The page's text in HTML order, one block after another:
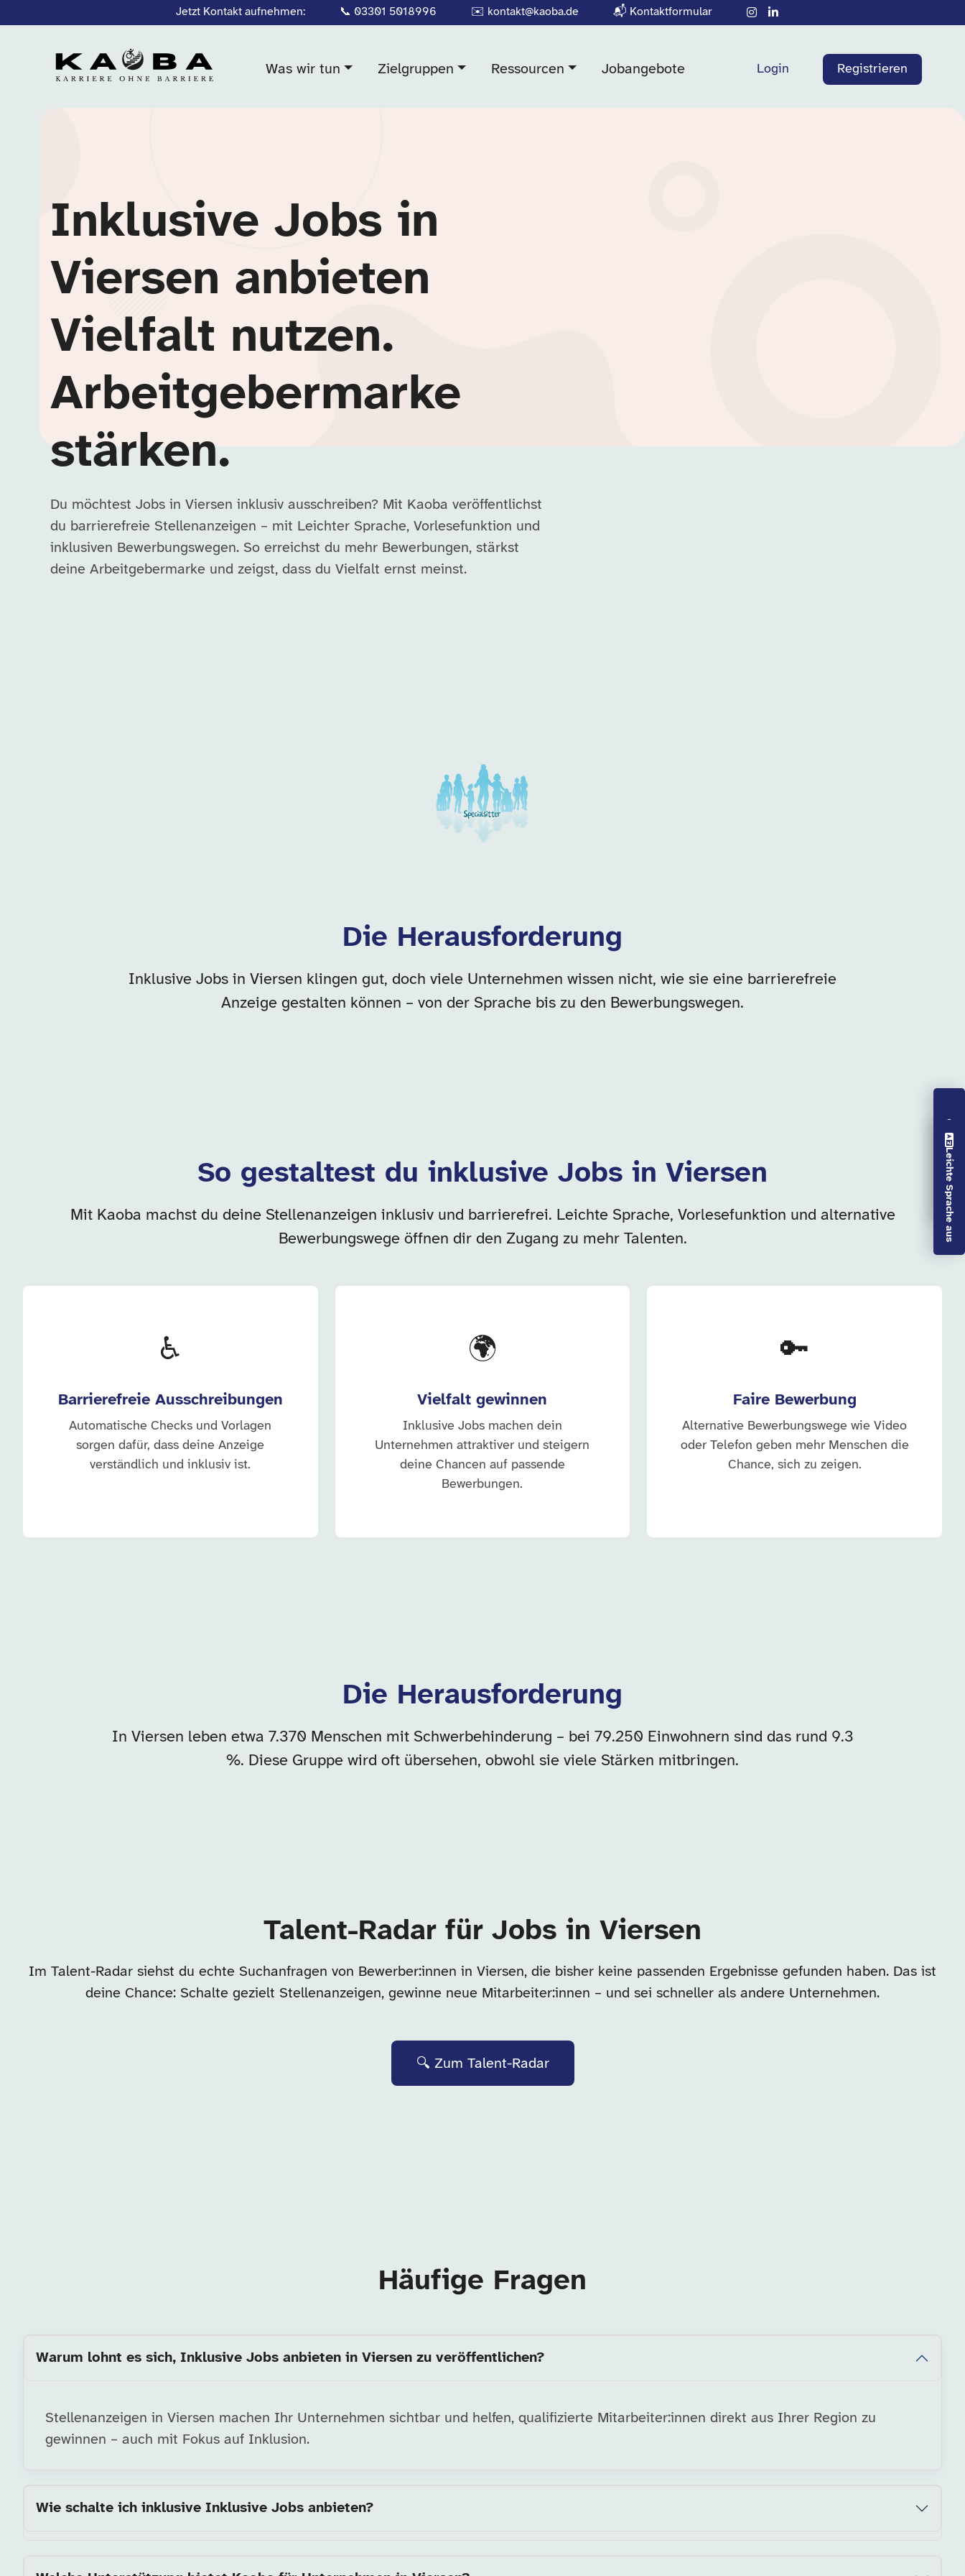
Vorlesen aus
Leichte Sprache aus
Jetzt Kontakt aufnehmen: 📞 03301 5018996 ✉️ kontakt@kaoba.de 📬 Kontaktformular
Was wir tun Zielgruppen Ressourcen Jobangebote Login Registrieren
Inklusive Jobs in
Viersen anbieten
Vielfalt nutzen.
Arbeitgebermarke
stärken.
Du möchtest Jobs in Viersen inklusiv ausschreiben? Mit Kaoba veröffentlichst
du barrierefreie Stellenanzeigen – mit Leichter Sprache, Vorlesefunktion und
inklusiven Bewerbungswegen. So erreichst du mehr Bewerbungen, stärkst
deine Arbeitgebermarke und zeigst, dass du Vielfalt ernst meinst.
Unsere Arbeitgeber in dieser Kategorie
Die Herausforderung
Inklusive Jobs in Viersen klingen gut, doch viele Unternehmen wissen nicht, wie sie eine barrierefreie
Anzeige gestalten können – von der Sprache bis zu den Bewerbungswegen.
So gestaltest du inklusive Jobs in Viersen
Mit Kaoba machst du deine Stellenanzeigen inklusiv und barrierefrei. Leichte Sprache, Vorlesefunktion und alternative
Bewerbungswege öffnen dir den Zugang zu mehr Talenten.
♿
Barrierefreie Ausschreibungen
Automatische Checks und Vorlagen
sorgen dafür, dass deine Anzeige
verständlich und inklusiv ist.
🌍
Vielfalt gewinnen
Inklusive Jobs machen dein
Unternehmen attraktiver und steigern
deine Chancen auf passende
Bewerbungen.
🔑
Faire Bewerbung
Alternative Bewerbungswege wie Video
oder Telefon geben mehr Menschen die
Chance, sich zu zeigen.
Die Herausforderung
In Viersen leben etwa 7.370 Menschen mit Schwerbehinderung – bei 79.250 Einwohnern sind das rund 9.3
%. Diese Gruppe wird oft übersehen, obwohl sie viele Stärken mitbringen.
Talent-Radar für Jobs in Viersen
Im Talent-Radar siehst du echte Suchanfragen von Bewerber:innen in Viersen, die bisher keine passenden Ergebnisse gefunden haben. Das ist
deine Chance: Schalte gezielt Stellenanzeigen, gewinne neue Mitarbeiter:innen – und sei schneller als andere Unternehmen.
🔍 Zum Talent-Radar
Häufige Fragen
Warum lohnt es sich, Inklusive Jobs anbieten in Viersen zu veröffentlichen?
Stellenanzeigen in Viersen machen Ihr Unternehmen sichtbar und helfen, qualifizierte Mitarbeiter:innen direkt aus Ihrer Region zu
gewinnen – auch mit Fokus auf Inklusion.
Wie schalte ich inklusive Inklusive Jobs anbieten?